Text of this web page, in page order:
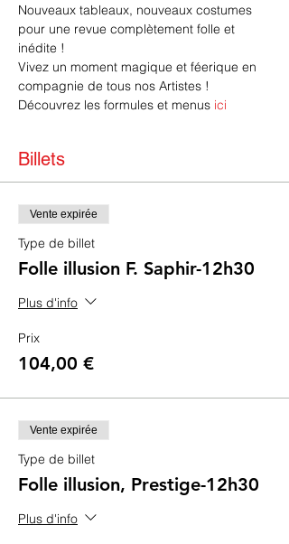
Nouveaux tableaux, nouveaux costumes
pour une revue complètement folle et
inédite !
Vivez un moment magique et féerique en
compagnie de tous nos Artistes !
Découvrez les formules et menus ici
Billets
Vente expirée
Type de billet
Folle illusion F. Saphir-12h30
Plus d'info
Prix
104,00 €
Vente expirée
Type de billet
Folle illusion, Prestige-12h30
Plus d'info